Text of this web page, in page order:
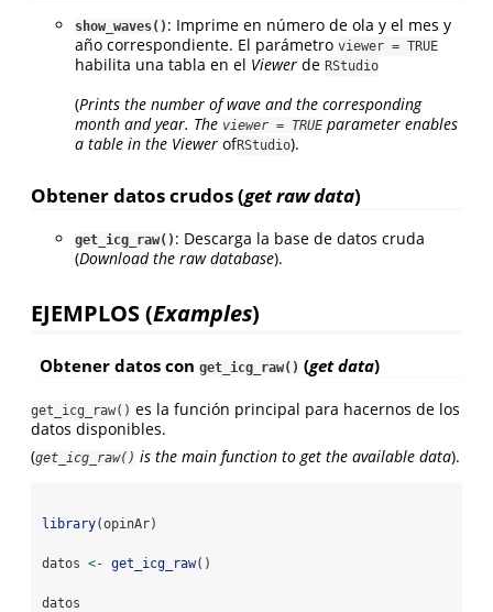
show_waves() : Imprime en número de ola y el mes y
año correspondiente. El parámetro viewer = TRUE
habilita una tabla en el Viewer de RStudio
(Prints the number of wave and the corresponding
month and year. The viewer = TRUE parameter enables
a table in the Viewer ofRStudio).
Obtener datos crudos (get raw data)
get_icg_raw() : Descarga la base de datos cruda
(Download the raw database).
EJEMPLOS (Examples)
Obtener datos con get_icg_raw() (get data)
get_icg_raw() es la función principal para hacernos de los
datos disponibles.
(get_icg_raw() is the main function to get the available data).
library(opinAr)
datos <- get_icg_raw()
datos